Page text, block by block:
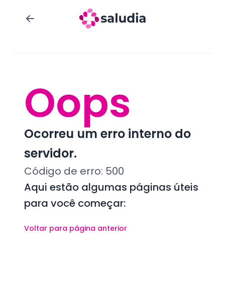
Oops
Ocorreu um erro interno do
servidor.
Código de erro: 500
Aqui estão algumas páginas úteis
para você começar:
Voltar para página anterior